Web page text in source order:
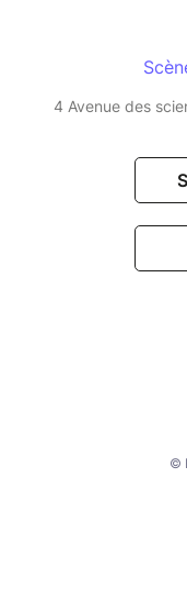
4 Avenue des
©